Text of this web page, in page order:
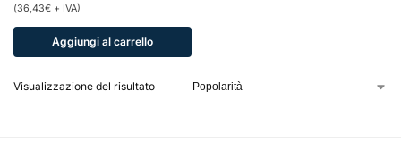
(36,43€ + IVA)
Aggiungi al carrello
Visualizzazione del risultato